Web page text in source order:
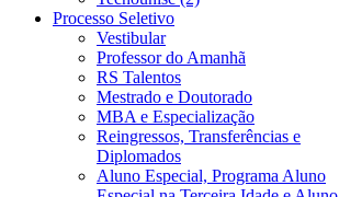
Processo Seletivo
Vestibular
Professor do Amanhã
RS Talentos
Mestrado e Doutorado
MBA e Especialização
Reingressos, Transferências e
Diplomados
Aluno Especial, Programa Aluno